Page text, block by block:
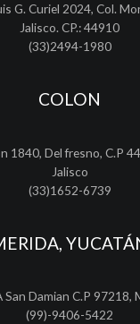
G. Curiel 2024, Col.
Jalisco. CP.: 44910
(33)2494-1980
COLON
1840, Del fresno, C.P
Jalisco
(33)1652-6739
San Damian C.P 97218,
(99)-9406-5422